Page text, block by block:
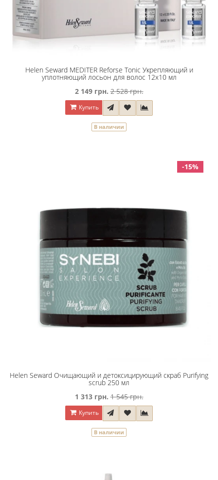
Helen Seward MEDITER Reforse Tonic Укрепляющий и
уплотняющий лосьон для волос 12х10 мл
2 149 грн. 2 528 грн.
Купить
В наличии
-15%
Helen Seward Очищающий и детоксицирующий скраб Purifying
scrub 250 мл
1 313 грн. 1 545 грн.
Купить
В наличии